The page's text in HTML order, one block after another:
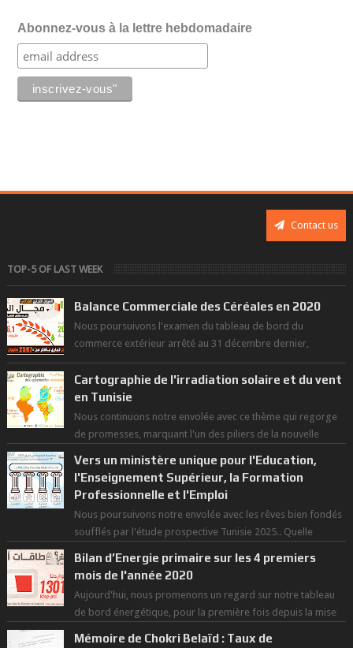
Abonnez-vous à la lettre hebdomadaire
Contact us
TOP-5 OF LAST WEEK
Balance Commerciale des Céréales en 2020
Nous poursuivons l'examen du tableau de bord du
commerce extérieur arrêté au 31 décembre dernier,
rendant compte de nos prouesses et man...
Cartographie de l'irradiation solaire et du vent
en Tunisie
Nous continuons notre envolée avec ce thème qui regorge
de promesses, marquant l'un des piliers de la nouvelle
Vers un ministère unique pour l'Education,
l'Enseignement Supérieur, la Formation
Professionnelle et l'Emploi
Nous poursuivons notre envolée avec les rêves bien fondés
soufflés par l'étude prospective Tunisie 2025.. Quelle
Bilan d’Energie primaire sur les 4 premiers
mois de l'année 2020
Aujourd'hui, nous promenons un regard sur notre tableau
de bord énergétique, pour la première fois depuis la mise
Mémoire de Chokri Belaïd : Taux de